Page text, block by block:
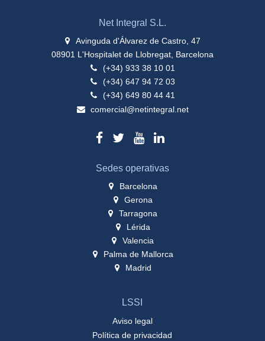
Net Integral S.L.
Avinguda d'Álvarez de Castro, 47
08901 L'Hospitalet de Llobregat, Barcelona
(+34) 933 38 10 01
(+34) 647 94 72 03
(+34) 649 80 44 41
comercial@netintegral.net
Sedes operativas
Barcelona
Gerona
Tarragona
Lérida
Valencia
Palma de Mallorca
Madrid
LSSI
Aviso legal
Política de privacidad